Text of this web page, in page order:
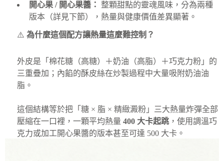
開心果 / 開心果醬：
整顆甜點的靈魂風味，分為兩種
版本（詳見下節），熱量與健康價值差異顯著。
⚠️ 為什麼這個配方讓熱量這麼難控制？
外皮是「棉花糖（高糖）＋奶油（高脂）＋巧克力粉」的
三重疊加；內餡的酥皮絲在炒製過程中大量吸附奶油油
脂。
這個結構等於把「糖 × 脂 × 精緻澱粉」三大熱量炸彈全部
壓縮在一口裡，一顆平均熱量 400 大卡起跳 ，使用調溫巧
克力或加工開心果醬的版本甚至可達 500 大卡。